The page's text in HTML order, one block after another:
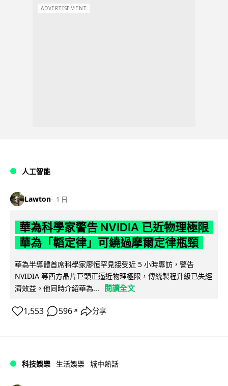
ADVERTISEMENT
人工智能
Lawton 1 日
華為科學家警告 NVIDIA 已近物理極限
華為「韜定律」可繞過摩爾定律瓶頸
華為半導體首席科學家廖恒罕見接受近 5 小時專訪，警告
NVIDIA 等西方晶片巨頭正逼近物理極限，傳統製程升級已失經
濟效益。他同時介紹華為...
閱讀全文
1,553 596 ↗ 分享
科技娛樂 生活娛樂 城中熱話